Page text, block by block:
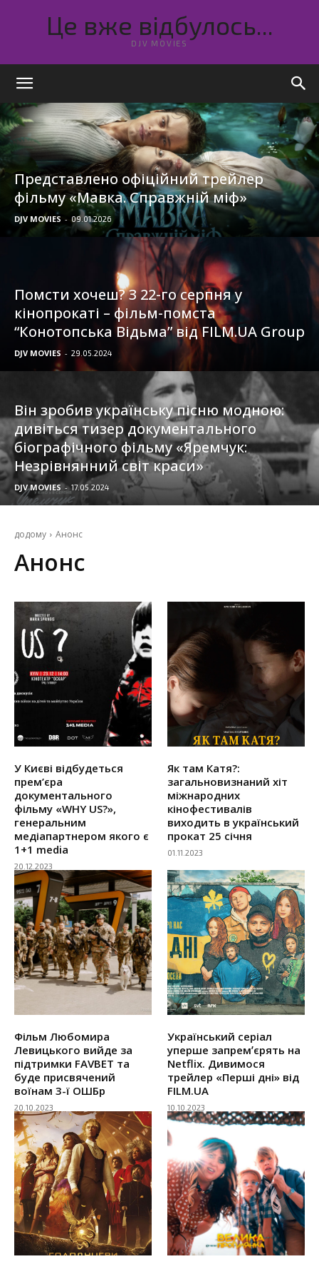
Це вже відбулось...
DJV MOVIES
Представлено офіційний трейлер
фільму «Мавка. Справжній міф»
DJV MOVIES - 09.01.2026
Помсти хочеш? З 22-го серпня у
кінопрокаті – фільм-помста
“Конотопська Відьма” від FILM.UA Group
DJV MOVIES - 29.05.2024
Він зробив українську пісню модною:
дивіться тизер документального
біографічного фільму «Яремчук:
Незрівнянний світ краси»
DJV MOVIES - 17.05.2024
додому Анонс
Анонс
У Києві відбудеться
прем’єра
документального
фільму «WHY US?»,
генеральним
медіапартнером якого є
1+1 media
20.12.2023
Як там Катя?:
загальновизнаний хіт
міжнародних
кінофестивалів
виходить в український
прокат 25 січня
01.11.2023
Фільм Любомира
Левицького вийде за
підтримки FAVBET та
буде присвячений
воїнам 3-ї ОШБр
20.10.2023
Український серіал
уперше запремʼєрять на
Netflix. Дивимося
трейлер «Перші дні» від
FILM.UA
10.10.2023